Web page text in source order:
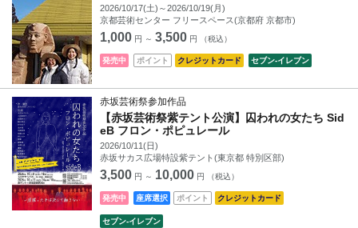
2026/10/17(土)～2026/10/19(月)
京都芸術センター フリースペース(京都府 京都市)
1,000 円 ～ 3,500 円 （税込）
発売中 ポイント クレジットカード セブン‐イレブン
赤坂芸術祭参加作品
【赤坂芸術祭紫テント公演】囚われの女たち Sid
eB フロン・ポピュレール
2026/10/11(日)
赤坂サカス広場特設紫テント(東京都 特別区部)
3,500 円 ～ 10,000 円 （税込）
発売中 座席選択 ポイント クレジットカード
セブン‐イレブン